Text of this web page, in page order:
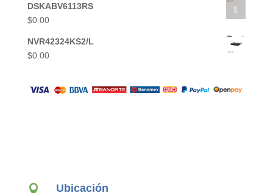
DSKABV6113RS
$0.00
NVR42324KS2/L
$0.00
 Ubicación